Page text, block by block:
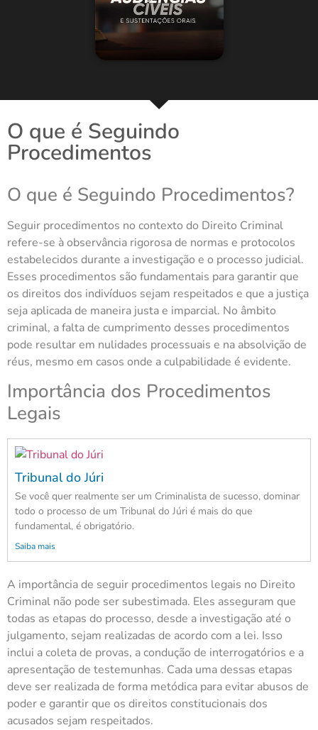
O que é Seguindo
Procedimentos
O que é Seguindo Procedimentos?
Seguir procedimentos no contexto do Direito Criminal
refere-se à observância rigorosa de normas e protocolos
estabelecidos durante a investigação e o processo judicial.
Esses procedimentos são fundamentais para garantir que
os direitos dos indivíduos sejam respeitados e que a justiça
seja aplicada de maneira justa e imparcial. No âmbito
criminal, a falta de cumprimento desses procedimentos
pode resultar em nulidades processuais e na absolvição de
réus, mesmo em casos onde a culpabilidade é evidente.
Importância dos Procedimentos
Legais
Tribunal do Júri
Se você quer realmente ser um Criminalista de sucesso, dominar
todo o processo de um Tribunal do Júri é mais do que
fundamental, é obrigatório.
Saiba mais
A importância de seguir procedimentos legais no Direito
Criminal não pode ser subestimada. Eles asseguram que
todas as etapas do processo, desde a investigação até o
julgamento, sejam realizadas de acordo com a lei. Isso
inclui a coleta de provas, a condução de interrogatórios e a
apresentação de testemunhas. Cada uma dessas etapas
deve ser realizada de forma metódica para evitar abusos de
poder e garantir que os direitos constitucionais dos
acusados sejam respeitados.